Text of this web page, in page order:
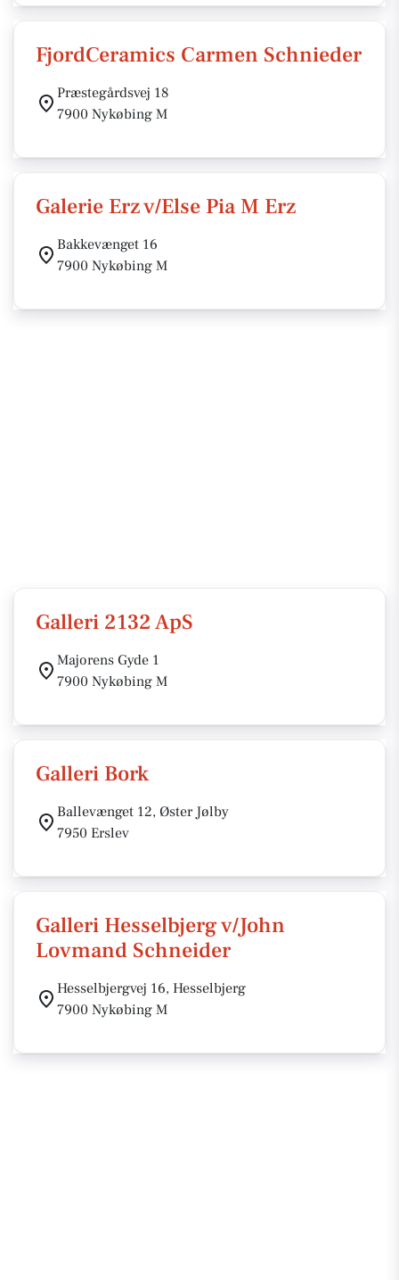
FjordCeramics Carmen Schnieder
Præstegårdsvej 18
7900 Nykøbing M
Galerie Erz v/Else Pia M Erz
Bakkevænget 16
7900 Nykøbing M
Galleri 2132 ApS
Majorens Gyde 1
7900 Nykøbing M
Galleri Bork
Ballevænget 12, Øster Jølby
7950 Erslev
Galleri Hesselbjerg v/John
Lovmand Schneider
Hesselbjergvej 16, Hesselbjerg
7900 Nykøbing M